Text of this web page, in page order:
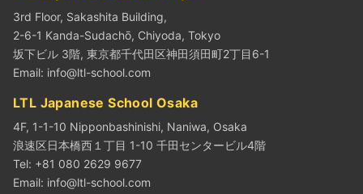
3rd Floor, Sakashita Building,
2-6-1 Kanda-Sudachō, Chiyoda, Tokyo
坂下ビル 3階, 東京都千代田区神田須田町2丁目6-1
Email: info@ltl-school.com
LTL Japanese School Osaka
4F, 1-1-10 Nipponbashinishi, Naniwa, Osaka
浪速区日本橋西１丁目 1-10 千田センタービル4階
Tel: +81 080 2629 9677
Email: info@ltl-school.com